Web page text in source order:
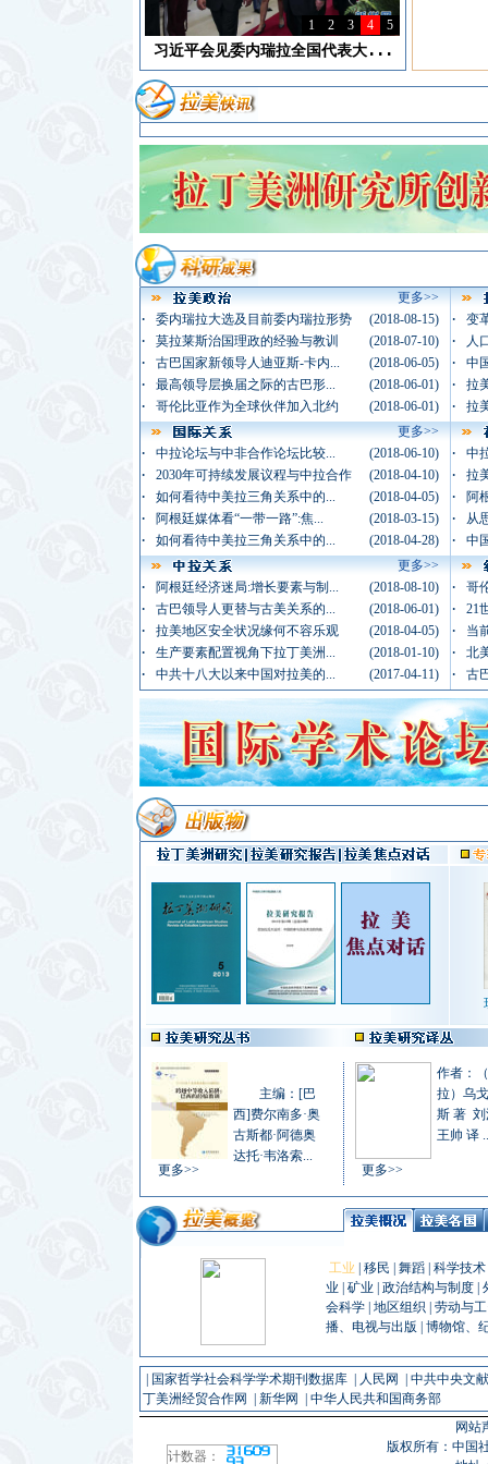
1 2 3 4 5
阿根廷总统毛里西奥·马克里访... 习近平接受古巴“何
更多>>
· (2018-08-15)
委内瑞拉大选及目前委内瑞拉形势
· (2018-07-10)
莫拉莱斯治国理政的经验与教训
· (2018-06-05)
古巴国家新领导人迪亚斯-卡内...
· (2018-06-01)
最高领导层换届之际的古巴形...
· (2018-06-01)
哥伦比亚作为全球伙伴加入北约
更多>>
· (2018-06-10)
中拉论坛与中非合作论坛比较...
· (2018-04-10)
2030年可持续发展议程与中拉合作
· (2018-04-05)
如何看待中美拉三角关系中的...
· (2018-03-15)
阿根廷媒体看“一带一路”:焦...
· (2018-04-28)
如何看待中美拉三角关系中的...
更多>>
· (2018-08-10)
阿根廷经济迷局:增长要素与制...
· (2018-06-01)
古巴领导人更替与古美关系的...
· (2018-04-05)
拉美地区安全状况缘何不容乐观
· (2018-01-10)
生产要素配置视角下拉丁美洲...
· (2017-04-11)
中共十八大以来中国对拉美的...
· 变
· 人
· 中
· 拉
· 拉
· 中
· 拉
· 阿
· 从
· 中
· 哥
· 21
· 当
· 北
· 古
拉丁美洲地...
拉丁美洲地...
更多>>
主编：[巴
西]费尔南多·奥
古斯都·阿德奥
达托·韦洛索...
更多>>
作者：
拉）乌
斯 著 刘
王帅 译
工业 移民 舞蹈
科学技术
业
矿业 政治结构与制度
会科学
地区组织
劳动与
播、电视与出版
博物馆、
国家哲学社会科学学术期刊数据库| 人民网
中共中央文
丁美洲经贸合作网
新华网 中华人民共和国商务部
计数器：
网站
版权所有：中国